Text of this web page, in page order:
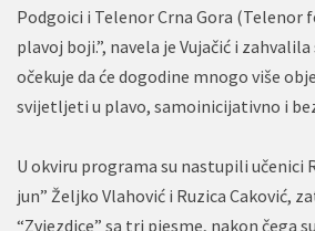
Podgoici i Telenor Crna Gora (Telenor
plavoj boji.”, navela je Vujačić i
očekuje da će dogodine mnogo više
svijetljeti u plavo, samoinicijativno i
U okviru programa su nastupili učenici
jun” Željko Vlahović i Ruzica Caković,
“Zvjezdice” sa tri pjesme, nakon čega